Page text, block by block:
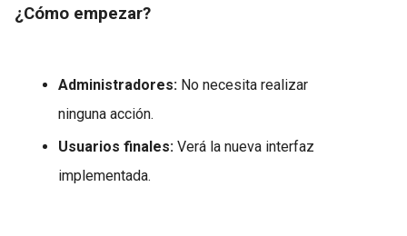
¿Cómo empezar?
Administradores: No necesita realizar
ninguna acción.
Usuarios finales: Verá la nueva interfaz
implementada.